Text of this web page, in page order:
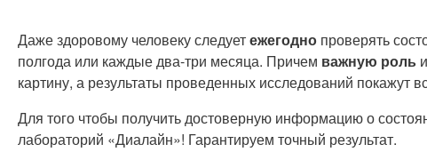
Даже здоровому человеку следуетежегодно проверять
полгода или каждые два-три месяца. Причем важную роль
картину, а результаты проведенных исследований покажут
Для того чтобы получить достоверную информацию о
лабораторий «Диалайн»! Гарантируем точный результат.